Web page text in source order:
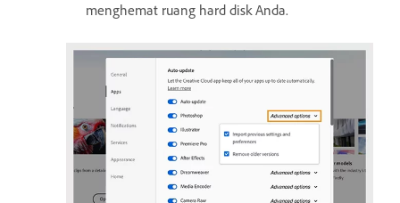
menghemat ruang hard disk Anda.